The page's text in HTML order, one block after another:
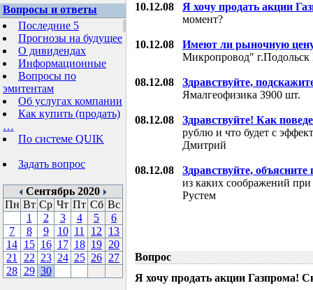
Вопросы и ответы
Последние 5
Прогнозы на будущее
О дивидендах
Информационные
Вопросы по
эмитентам
Об услугах компании
Как купить (продать)
…
По системе QUIK
Задать вопрос
Сентябрь 2020
Пн Вт Ср Чт Пт Сб Вс
1
2 3 4 5
6
7
8 9 10 11 12
13
14 15 16 17 18 19 20
21
22 23 24 25 26 27
28 29 30
10.12.08 Я хочу продать акции
момент?
10.12.08
Имеют ли рыночную
Микропровод"
08.12.08
Здравствуйте,
Ямалгеофизика 3900 шт.
08.12.08
Здравствуйте! Как
рублю и что будет с
Дмитрий
08.12.08
Здравствуйте, объясните
из каких соображений
Рустем
Вопрос
Я хочу продать акции Газпрома!